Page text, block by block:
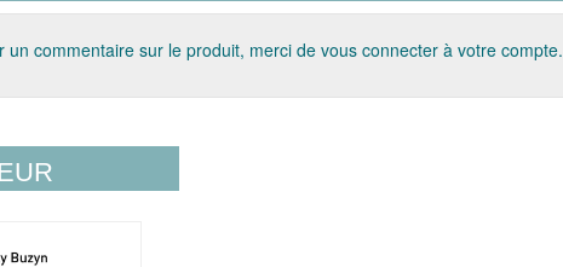
un commentaire sur le produit, merci de vous connecter à votre compte.